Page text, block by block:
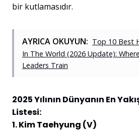
bir kutlamasıdır.
AYRICA OKUYUN: Top 10 Best
In The World (2026 Update):
Leaders Train
2025 Yılının Dünyanın En
Listesi:
1. Kim Taehyung (V)